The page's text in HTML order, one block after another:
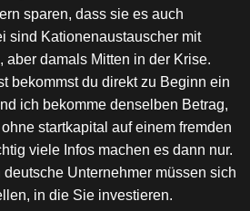
sparen, dass sie es auch
sind Kationenaustauscher mit
aber damals Mitten in der Krise.
bekommst du direkt zu Beginn ein
ich bekomme denselben Betrag,
startkapital auf einem fremden
viele Infos machen es dann nur.
Unternehmer müssen sich
in die Sie investieren.